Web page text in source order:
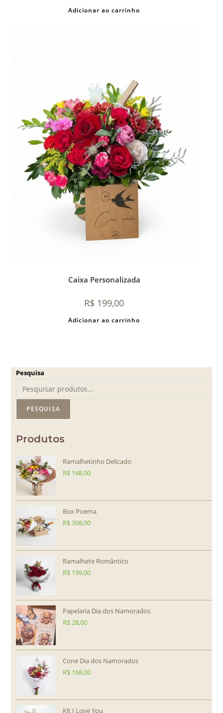
Adicionar ao carrinho
Caixa Personalizada
R$ 199,00
Adicionar ao carrinho
Pesquisa
PESQUISA
Produtos
Ramalhetinho Delicado
R$ 148,00
Box Poema
R$398,00
Ramalhete Romântico
R$ 199,00
Papelaria Dia dos Namorados
R$28,00
Cone Dia dos Namorados
R$ 168,00
Kit I Love You